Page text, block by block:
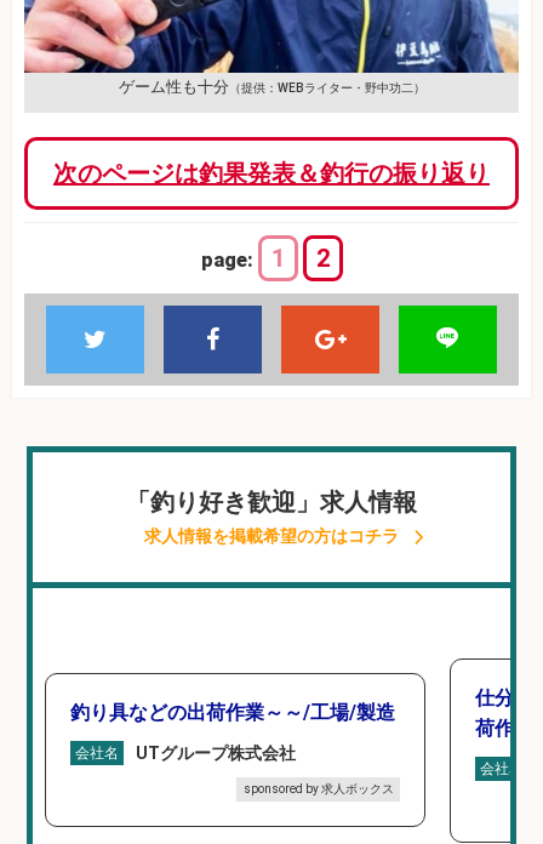
ゲーム性も十分 （提供：WEBライター・野中功二）
次のページは釣果発表＆釣行の振り返り
page: 1 2
「釣り好き歓迎」求人情報
求人情報を掲載希望の方はコチラ
釣り具などの出荷作業～～/工場/製造
会社名 UTグループ株式会社
sponsored by 求人ボックス
仕分け
荷作業
会社名